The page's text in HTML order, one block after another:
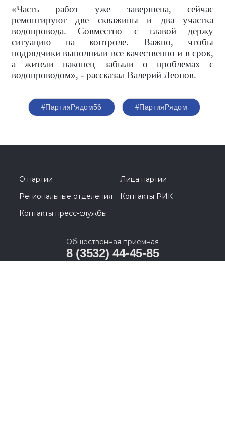
«Часть работ уже завершена, сейчас
ремонтируют две скважины и два участка
водопровода. Совместно с главой держу
ситуацию на контроле. Важно, чтобы
подрядчики выполнили все качественно и в срок,
а жители наконец забыли о проблемах с
водопроводом», - рассказал Валерий Леонов.
#ПартияРядом56 #ПартияРядом
О партии
Лица партии
Региональные отделения
Контакты РИК
Контакты пресс-службы
Общественная приемная
8 (3532) 44-45-85